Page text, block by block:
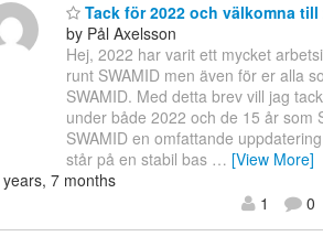
Tack för 2022 och välkomna till
by Pål Axelsson
Hej, 2022 har varit ett mycket
runt SWAMID men även för er alla
SWAMID. Med detta brev vill jag
under både 2022 och de 15 år som
SWAMID en omfattande
står på en stabil bas … [View More]
7 months
1
0